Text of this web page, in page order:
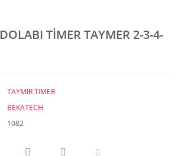
TİMER TAYMER 2-3-4-
TAYMİR TIMER
BEKATECH
1082